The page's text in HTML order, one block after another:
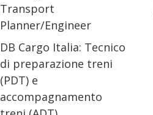
Transport
Planner/Engineer
DB Cargo Italia: Tecnico
di preparazione treni
(PDT) e
accompagnamento